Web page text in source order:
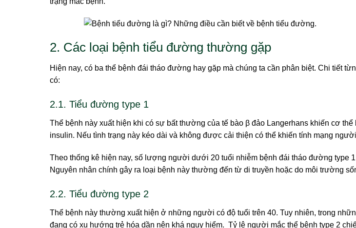
2. Các loại bệnh tiểu đường thường gặp
Hiện nay, có ba thể bệnh đái tháo đường hay gặp mà chúng ta cần phân biệt. Chi tiết
có:
2.1. Tiểu đường type 1
Thể bệnh này xuất hiện khi có sự bất thường của tế bào β đảo Langerhans khiến cơ thể
insulin. Nếu tình trạng này kéo dài và không được cải thiện có thể khiến tính mạng
Theo thống kê hiện nay, số lượng người dưới 20 tuổi nhiễm bệnh đái tháo đường type
Nguyên nhân chính gây ra loại bệnh này thường đến từ di truyền hoặc do môi trường
2.2. Tiểu đường type 2
Thể bệnh này thường xuất hiện ở những người có độ tuổi trên 40. Tuy nhiên, trong
đang có xu hướng trẻ hóa dần nên khá nguy hiểm. Tỷ lệ người mắc thể bệnh type 2